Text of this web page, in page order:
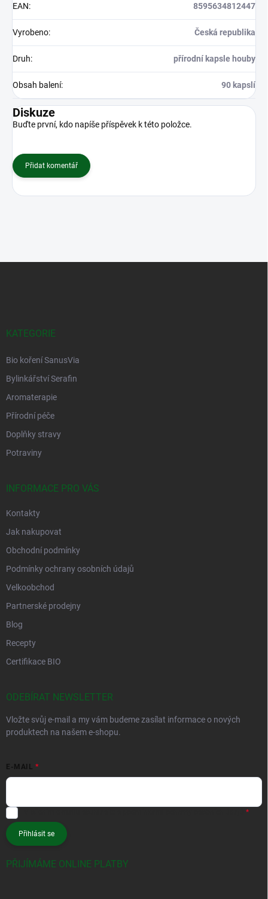
EAN: 8595634812447
Vyrobeno: Česká republika
Druh: přírodní kapsle houby
Obsah balení: 90 kapslí
Diskuze
Buďte první, kdo napíše příspěvek k této položce.
Přidat komentář
KATEGORIE
Bio koření SanusVia
Bylinkářství Serafin
Aromaterapie
Přírodní péče
Doplňky stravy
Potraviny
INFORMACE PRO VÁS
Kontakty
Jak nakupovat
Obchodní podmínky
Podmínky ochrany osobních údajů
Velkoobchod
Partnerské prodejny
Blog
Recepty
Certifikace BIO
ODEBÍRAT NEWSLETTER
Vložte svůj e-mail a my vám budeme zasílat informace o nových
produktech na našem e-shopu.
E-MAIL
Přihlásit se
PŘIJÍMÁME ONLINE PLATBY